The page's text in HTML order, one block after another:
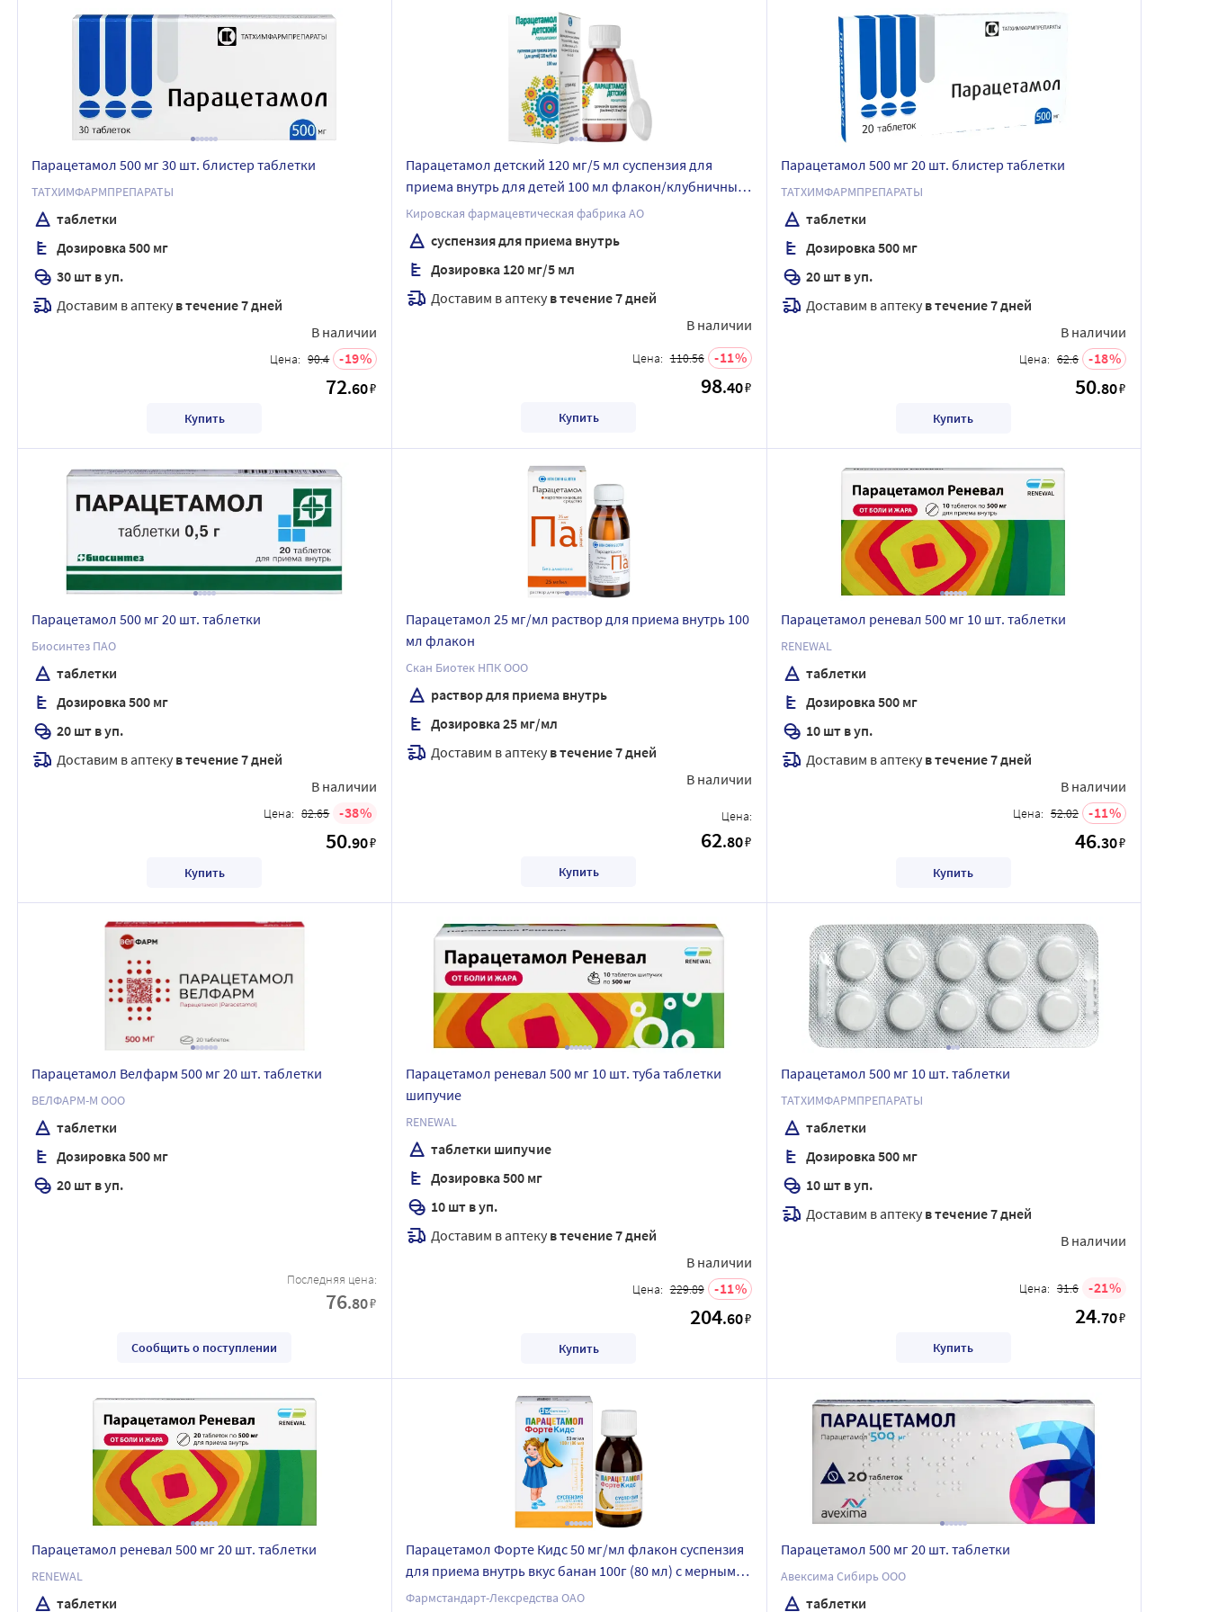
Парацетамол 500 мг 30 шт. блистер таблетки
ТАТХИМФАРМПРЕПАРАТЫ
таблетки
Дозировка 500 мг
30 шт в уп.
Доставим в аптеку в течение 7 дней
В наличии
Цена: 90.4 19
72.60₽
Купить
Парацетамол детский 120 мг/5 мл суспензия для
приема внутрь для детей 100 мл флакон/клубничный
вкус
Кировская фармацевтическая фабрика АО
суспензия для приема внутрь
Дозировка 120 мг/5 мл
Доставим в аптеку в течение 7 дней
В наличии
Цена: 110.56 11
98.40₽
Купить
Парацетамол 500 мг 20 шт. блистер таблетки
ТАТХИМФАРМПРЕПАРАТЫ
таблетки
Дозировка 500 мг
20 шт в уп.
Доставим в аптеку в течение 7 дней
В наличии
Цена: 62.6 18
50.80₽
Купить
Парацетамол 500 мг 20 шт. таблетки
Биосинтез ПАО
таблетки
Дозировка 500 мг
20 шт в уп.
Доставим в аптеку в течение 7 дней
В наличии
Цена: 82.65 38
50.90₽
Купить
Парацетамол 25 мг/мл раствор для приема внутрь 100
мл флакон
Скан Биотек НПК ООО
раствор для приема внутрь
Дозировка 25 мг/мл
Доставим в аптеку в течение 7 дней
В наличии
Цена:
62.80₽
Купить
Парацетамол реневал 500 мг 10 шт. таблетки
RENEWAL
таблетки
Дозировка 500 мг
10 шт в уп.
Доставим в аптеку в течение 7 дней
В наличии
Цена: 52.02 11
46.30₽
Купить
Парацетамол Велфарм 500 мг 20 шт. таблетки
ВЕЛФАРМ-М ООО
таблетки
Дозировка 500 мг
20 шт в уп.
Последняя цена:
76.80₽
Сообщить о поступлении
Парацетамол реневал 500 мг 10 шт. туба таблетки
шипучие
RENEWAL
таблетки шипучие
Дозировка 500 мг
10 шт в уп.
Доставим в аптеку в течение 7 дней
В наличии
Цена: 229.89 11
204.60₽
Купить
Парацетамол 500 мг 10 шт. таблетки
ТАТХИМФАРМПРЕПАРАТЫ
таблетки
Дозировка 500 мг
10 шт в уп.
Доставим в аптеку в течение 7 дней
В наличии
Цена: 31.6 21
24.70₽
Купить
Парацетамол реневал 500 мг 20 шт. таблетки
RENEWAL
таблетки
Парацетамол Форте Кидс 50 мг/мл флакон суспензия
для приема внутрь вкус банан 100г (80 мл) с мерным
шприцем
Фармстандарт-Лексредства ОАО
Парацетамол 500 мг 20 шт. таблетки
Авексима Сибирь ООО
таблетки